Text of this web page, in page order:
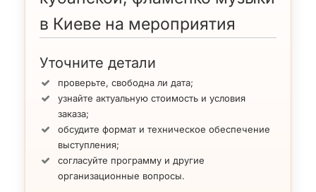
и др.) фламенко музыка.
Жанры
фламенко музыка; Разные ансамбли; Кавер-группы,
Выступления : 2 сета по 45 минут или 3 сета по 30
музыканта.
Для понимания предлагаем вам познакомиться с
творчеством ансамбля на видео ифото .
Порталы.
ArtMuz обеспечить ккачественное оборудование
в Киеве на мероприятия
Уточните детали
проверьте, свободна ли дата;
узнайте актуальную стоимость и условия
заказа;
обсудите формат и техническое обеспечение
выступления;
согласуйте программу и другие
организационные вопросы.